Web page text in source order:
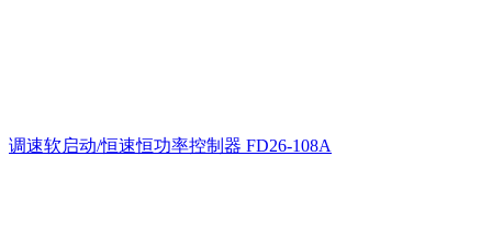
调速软启动/恒速恒功率控制器 FD26-108A